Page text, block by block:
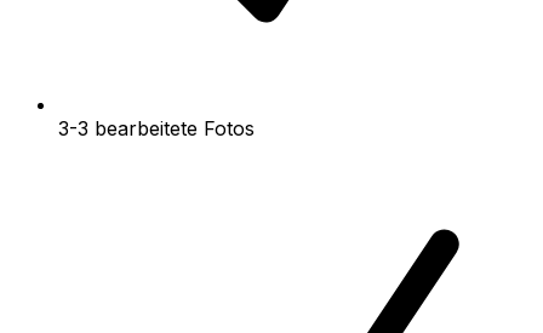
3-3 bearbeitete Fotos